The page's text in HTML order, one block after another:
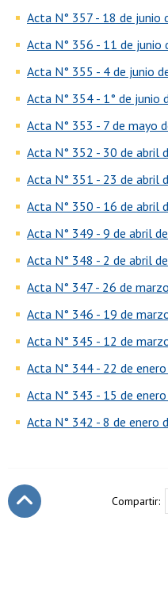
Acta N° 357 - 18 de junio
Acta N° 356 - 11 de junio
Acta N° 355 - 4 de junio
Acta N° 354 - 1° de junio
Acta N° 353 - 7 de mayo
Acta N° 352 - 30 de abril
Acta N° 351 - 23 de abril
Acta N° 350 - 16 de abril
Acta N° 349 - 9 de abril
Acta N° 348 - 2 de abril
Acta N° 347 - 26 de
Acta N° 346 - 19 de
Acta N° 345 - 12 de
Acta N° 344 - 22 de
Acta N° 343 - 15 de
Acta N° 342 - 8 de enero
Compartir: